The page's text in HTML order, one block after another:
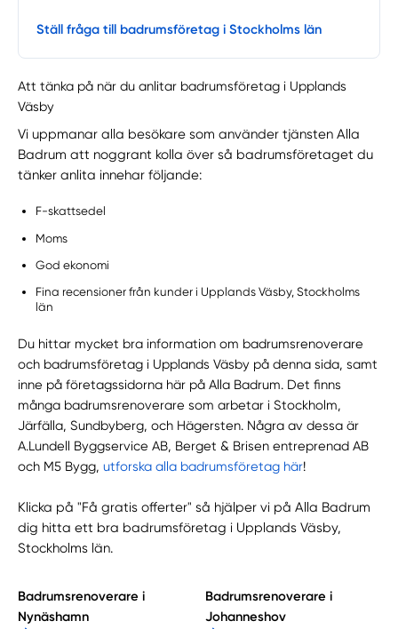
Ställ fråga till badrumsföretag i Stockholms län
Att tänka på när du anlitar badrumsföretag i Upplands
Väsby
Vi uppmanar alla besökare som använder tjänsten Alla
Badrum att noggrant kolla över så badrumsföretaget du
tänker anlita innehar följande:
F-skattsedel
Moms
God ekonomi
Fina recensioner från kunder i Upplands Väsby, Stockholms
län
Du hittar mycket bra information om badrumsrenoverare
och badrumsföretag i Upplands Väsby på denna sida, samt
inne på företagssidorna här på Alla Badrum. Det finns
många badrumsrenoverare som arbetar i Stockholm,
Järfälla, Sundbyberg, och Hägersten. Några av dessa är
A.Lundell Byggservice AB, Berget & Brisen entreprenad AB
och M5 Bygg,utforska alla badrumsföretag här!
Klicka på "Få gratis offerter" så hjälper vi på Alla Badrum
dig hitta ett bra badrumsföretag i Upplands Väsby,
Stockholms län.
Badrumsrenoverare i
Nynäshamn
Badrumsrenoverare i
Johanneshov